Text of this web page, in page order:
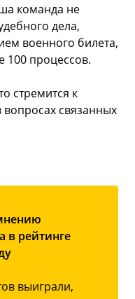
команда не
дела,
военного билета,
100 процессов.
стремится к
связанных
в рейтинге
выиграли,